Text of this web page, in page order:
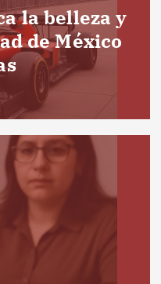
la belleza y
de México